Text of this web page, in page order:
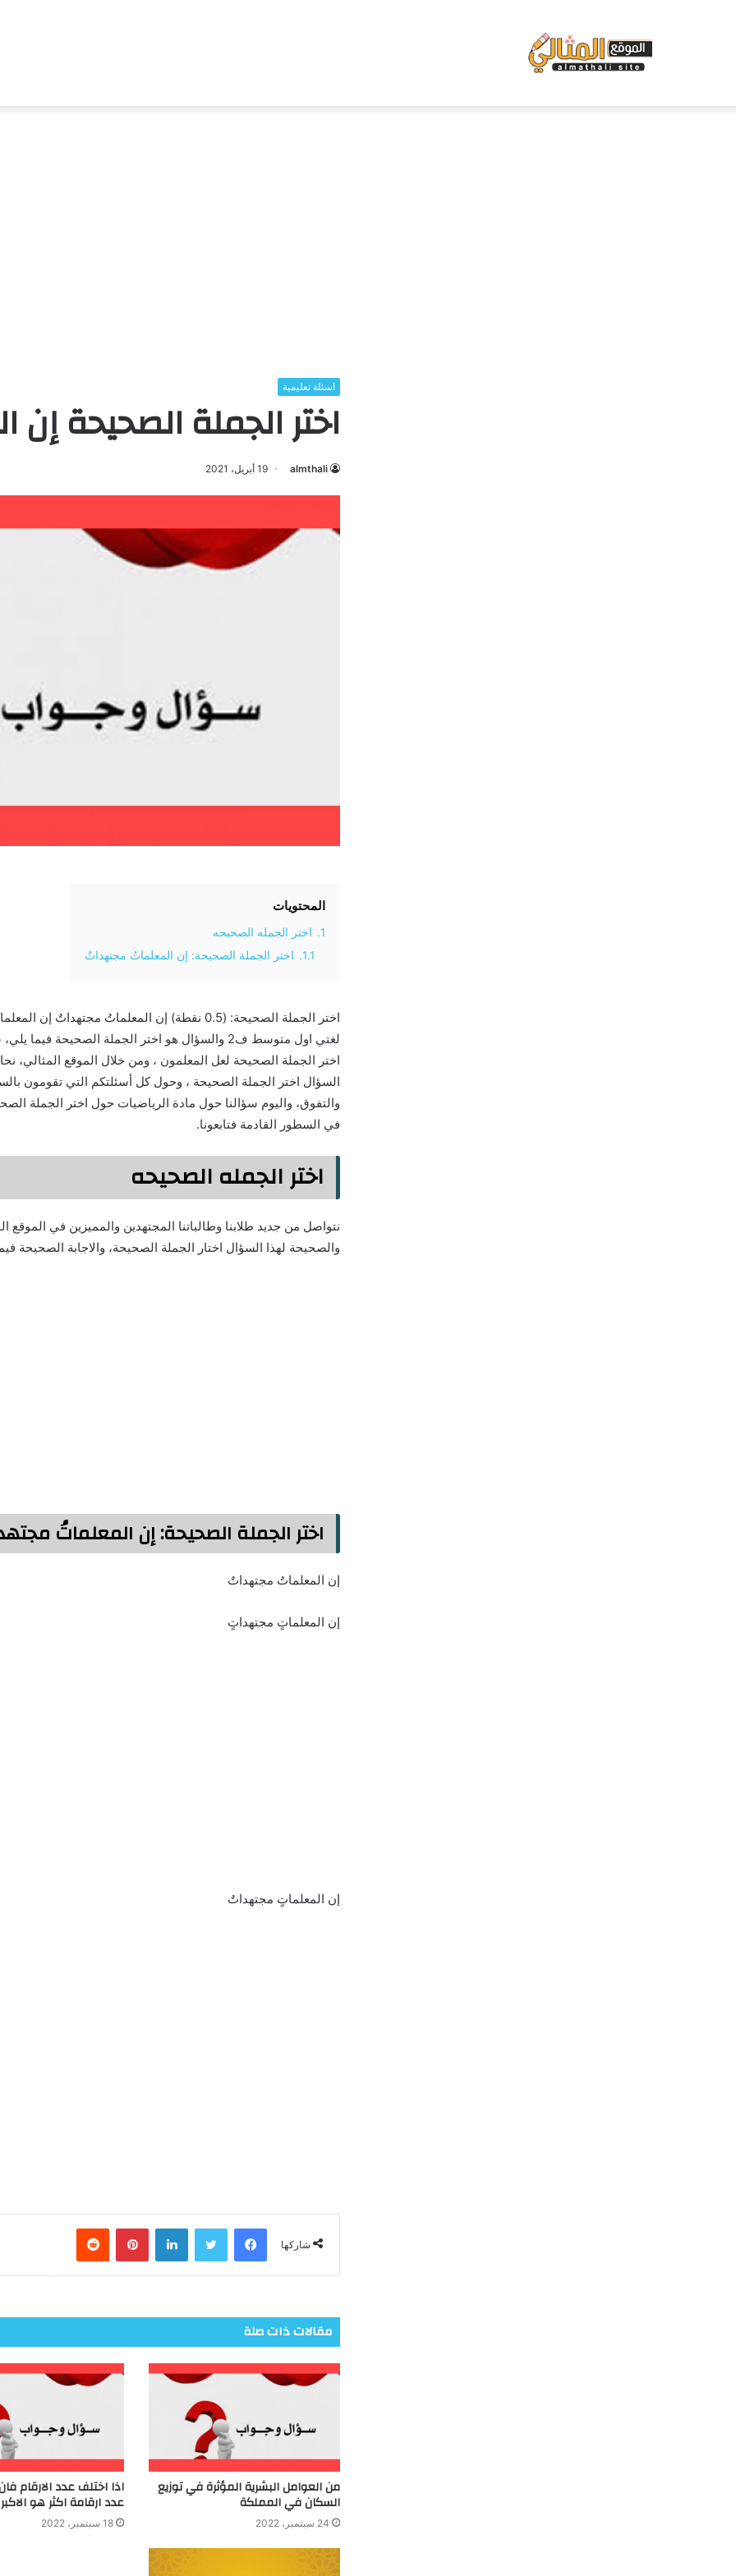
اسئلة تعليمية
اختر الجملة الصحيحة
almthali 19 أبريل، 2021
المحتويات
1.
اختر الجمله الصحيحه
1.1.
اختر الجملة الصحيحة: إن المعلماتُ مجتهداتٌ
اختر الجملة الصحيحة: (0.5 نقطة) إن المعلماتُ
لغتي اول متوسط ف2 والسؤال هو اختر الجملة
اختر الجملة الصحيحة لعل المعلمون ، ومن خلال الموقع المثالي،
السؤال اختر الجملة الصحيحة ، وحول كل أسئلتكم التي تقومون
والتفوق، واليوم سؤالنا حول مادة الرياضيات حول اختر الجملة
في السطور القادمة فتابعونا.
اختر الجمله الصحيحه
نتواصل من جديد طلابنا وطالباتنا المجتهدين والمميزين في الموقع
والصحيحة لهذا السؤال اختار الجملة الصحيحة، والاجابة الصحيحة
اختر الجملة الصحيحة: إن المعلماتُ
إن المعلماتُ مجتهداتٌ
إن المعلماتٍ مجتهداتٍ
إن المعلماتٍ مجتهداتٌ
شاركها
فيسبوك تويتر لينكدإن بينتيريست
مقالات ذات صلة
من العوامل البشرية المؤثرة في توزيع
السكان في المملكة
24 سبتمبر، 2022
اذا اختلف عدد الارقام
عدد ارقامة اكثر هو الاكبر
18 سبتمبر، 2022